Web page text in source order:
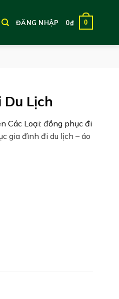
ĐĂNG NHẬP 0₫ 0
Lịch
Các Loại: đồng phục đi
gia đình đi du lịch – áo